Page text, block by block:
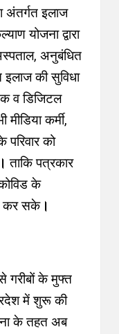
अंतर्गत इलाज
योजना द्वारा
अनुबंधित
की सुविधा
व डिजिटल
कर्मी,
को
ताकि पत्रकार
के
कर सके।
गरीबों के मुफ्त
में शुरू की
के तहत अब